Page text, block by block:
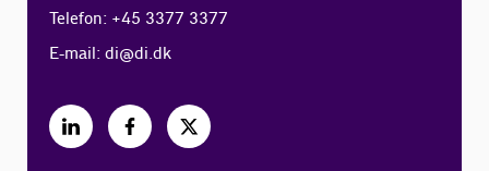
Telefon: +45 3377 3377
E-mail:di@di.dk